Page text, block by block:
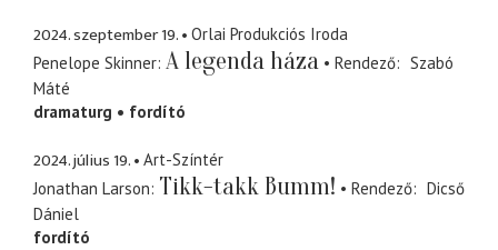
2024. szeptember 19.
Orlai Produkciós Iroda
Penelope Skinner A legenda háza Rendező
Szabó
Máté
dramaturg
fordító
2024. július 19.
Art-Színtér
Jonathan Larson Tikk-takk Bumm! Rendező
Dicső
Dániel
fordító